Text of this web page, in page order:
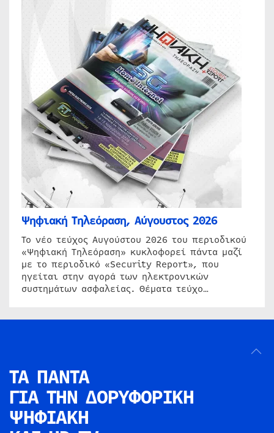
Ψηφιακή Τηλεόραση, Αύγουστος 2026
Το νέο τεύχος Αυγούστου 2026 του περιοδικού
«Ψηφιακή Τηλεόραση» κυκλοφορεί πάντα μαζί
με το περιοδικό «Security Report», που
ηγείται στην αγορά των ηλεκτρονικών
συστημάτων ασφαλείας. Θέματα τεύχο…
ΤΑ ΠΑΝΤΑ
ΓΙΑ ΤΗΝ ΔΟΡΥΦΟΡΙΚΗ
ΨΗΦΙΑΚΗ